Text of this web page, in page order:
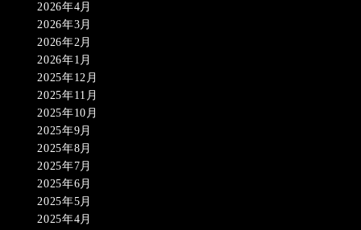
2026年4月
2026年3月
2026年2月
2026年1月
2025年12月
2025年11月
2025年10月
2025年9月
2025年8月
2025年7月
2025年6月
2025年5月
2025年4月